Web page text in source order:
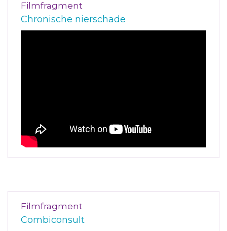
Filmfragment
Chronische nierschade
Filmfragment
Combiconsult